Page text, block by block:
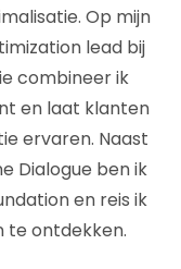
Op mijn
lead bij
combineer ik
en laat klanten
ervaren. Naast
Dialogue ben ik
en reis ik
te ontdekken.